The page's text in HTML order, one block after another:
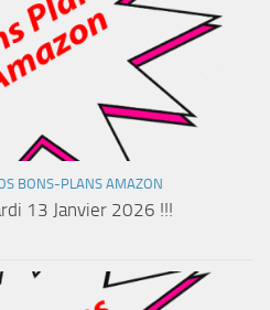
BONS-PLANS AMAZON
13 Janvier 2026 !!!